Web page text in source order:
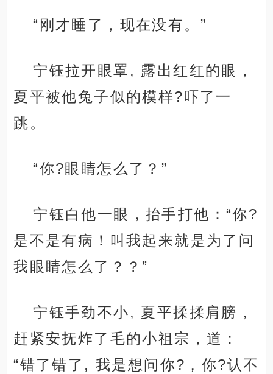
“刚才睡了，现在没有。”
宁钰拉开眼罩, 露出红红的眼，
夏平被他兔子似的模样?吓了一
跳。
“你?眼睛怎么了？”
宁钰白他一眼，抬手打他：“你?
是不是有病！叫我起来就是为了问
我眼睛怎么了？？”
宁钰手劲不小, 夏平揉揉肩膀，
赶紧安抚炸了毛的小祖宗，道：
“错了错了, 我是想问你?，你?认不